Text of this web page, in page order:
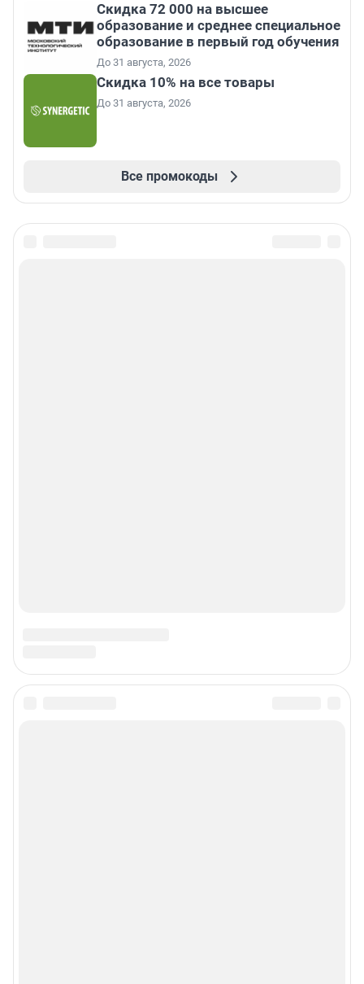
Скидка 72 000 на высшее
образование и среднее специальное
образование в первый год обучения
До 31 августа, 2026
Скидка 10% на все товары
До 31 августа, 2026
Все промокоды